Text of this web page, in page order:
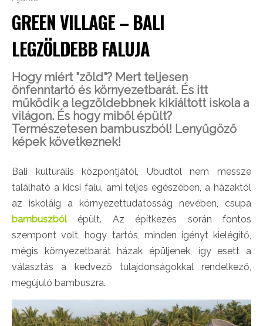
GREEN VILLAGE – BALI
LEGZÖLDEBB FALUJA
Hogy miért "zöld"? Mert teljesen
önfenntartó és környezetbarát. És itt
működik a legzöldebbnek kikiáltott iskola a
világon. És hogy miből épült?
Természetesen bambuszból! Lenyűgöző
képek következnek!
Bali kulturális központjától, Ubudtól nem messze
található a kicsi falu, ami teljes egészében, a házaktól
az iskoláig a környezettudatosság nevében, csupa
bambuszbólépült. Az építkezés során fontos
szempont volt, hogy tartós, minden igényt kielégítő,
mégis környezetbarát házak épüljenek, így esett a
választás a kedvező tulajdonságokkal rendelkező,
megújuló bambuszra.